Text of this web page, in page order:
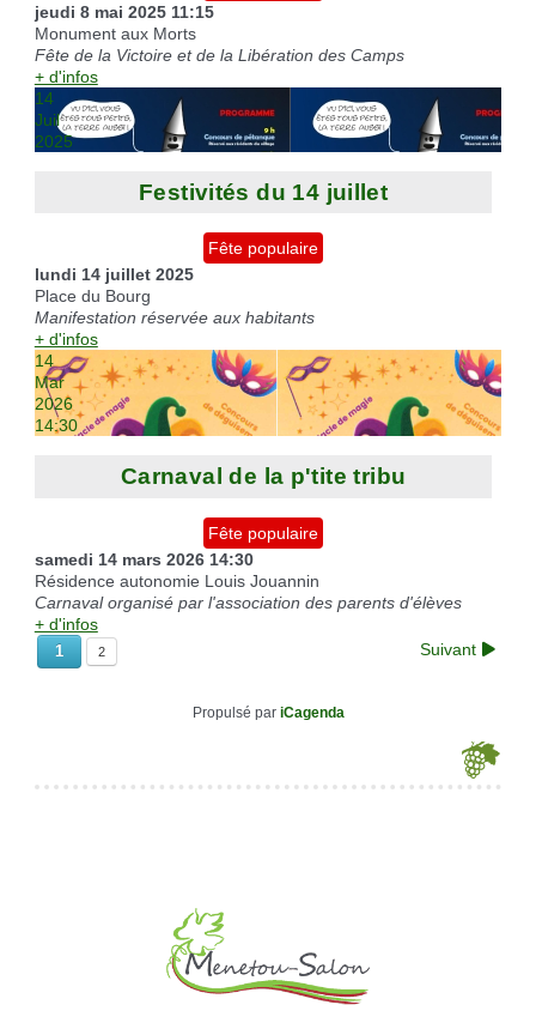
jeudi 8 mai 2025 11:15
Monument aux Morts
Fête de la Victoire et de la Libération des Camps
+ d'infos
14
Juil
2025
Festivités du 14 juillet
Fête populaire
lundi 14 juillet 2025
Place du Bourg
Manifestation réservée aux habitants
+ d'infos
14
Mar
2026
14:30
Carnaval de la p'tite tribu
Fête populaire
samedi 14 mars 2026 14:30
Résidence autonomie Louis Jouannin
Carnaval organisé par l'association des parents d'élèves
+ d'infos
1 2 Suivant
Propulsé par iCagenda
Afficher le mot de passe
Se souvenir de moi